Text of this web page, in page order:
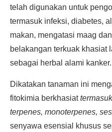
telah digunakan untuk
termasuk infeksi, diabetes,
makan, mengatasi maag
belakangan terkuak khasiat
sebagai herbal alami kanker.
Dikatakan tanaman ini
fitokimia berkhasiat
terpenes, monoterpenes,
senyawa esensial khusus